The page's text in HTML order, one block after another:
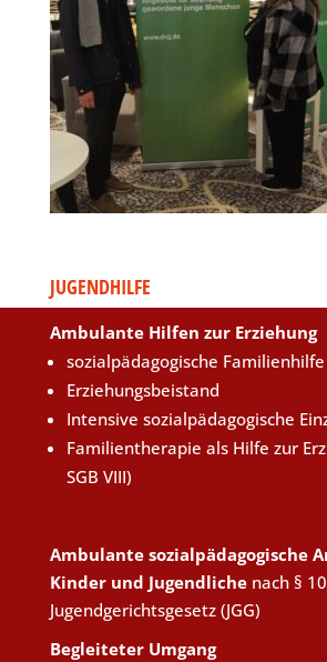
JUGENDHILFE
Ambulante Hilfen zur Erziehung
sozialpädagogische Familienhilfe
Erziehungsbeistand
Intensive sozialpädagogische
Familientherapie als Hilfe zur
SGB VIII)
Ambulante sozialpädagogische
Kinder und Jugendliche nach § 10
Jugendgerichtsgesetz (JGG)
Begleiteter Umgang